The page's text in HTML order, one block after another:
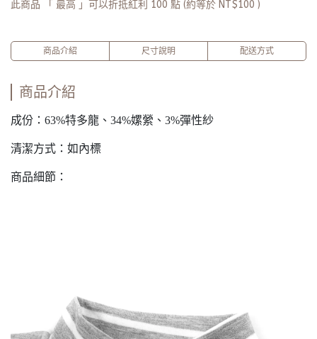
此商品 「 最高 」可以折抵紅利 100 點 (約等於 NT$100 )
商品介紹 尺寸說明 配送方式
商品介紹
成份：63%特多龍、34%嫘縈、3%彈性紗
清潔方式：如內標
商品細節：